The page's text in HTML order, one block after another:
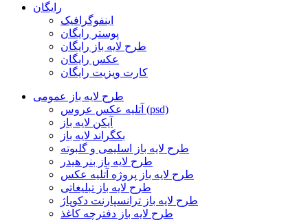
رایگان
اینفوگرافیک
پوستر رایگان
طرح لایه باز رایگان
عکس رایگان
کارت ویزیت رایگان
طرح لایه باز عمومی
آتلیه عکس عروس (psd)
آیکن لایه باز
بکگراند لایه باز
طرح لایه باز اسلیمی و گلبوته
طرح لایه باز بنر هیدر
طرح لایه باز پروژه آتلیه عکس
طرح لایه باز تبلیغاتی
طرح لایه باز ترانسپارنت دکوپاژ
طرح لایه باز دفترچه کاغذ